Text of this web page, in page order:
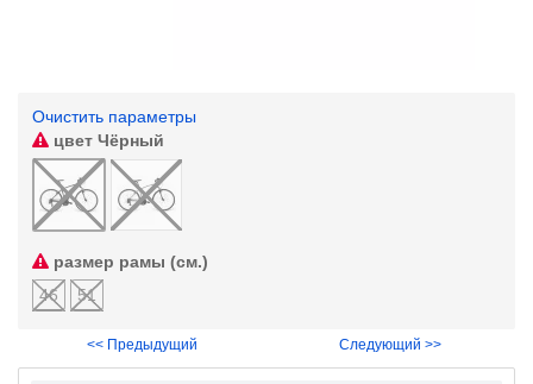
Очистить параметры
цвет Чёрный
размер рамы (см.)
46
51
<< Предыдущий Следующий >>